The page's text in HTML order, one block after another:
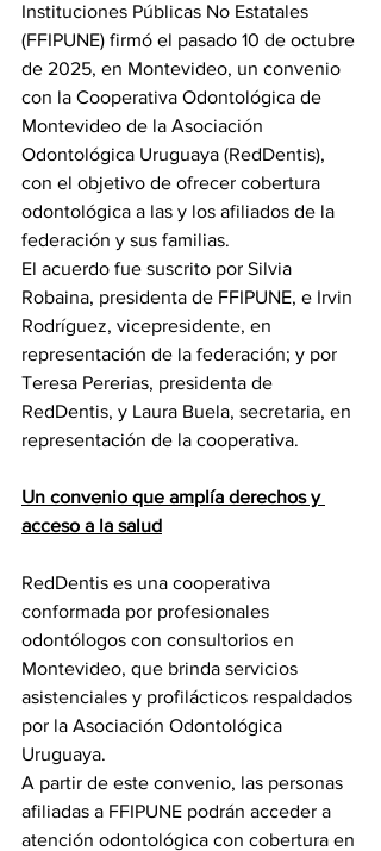
Instituciones Públicas No Estatales
(FFIPUNE) firmó el pasado 10 de octubre
de 2025, en Montevideo, un convenio
con la Cooperativa Odontológica de
Montevideo de la Asociación
Odontológica Uruguaya (RedDentis),
con el objetivo de ofrecer cobertura
odontológica a las y los afiliados de la
federación y sus familias.
El acuerdo fue suscrito por Silvia
Robaina, presidenta de FFIPUNE, e Irvin
Rodríguez, vicepresidente, en
representación de la federación; y por
Teresa Pererias, presidenta de
RedDentis, y Laura Buela, secretaria, en
representación de la cooperativa.
Un convenio que amplía derechos y
acceso a la salud
RedDentis es una cooperativa
conformada por profesionales
odontólogos con consultorios en
Montevideo, que brinda servicios
asistenciales y profilácticos respaldados
por la Asociación Odontológica
Uruguaya.
A partir de este convenio, las personas
afiliadas a FFIPUNE podrán acceder a
atención odontológica con cobertura en